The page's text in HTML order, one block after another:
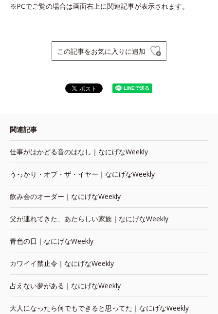
※PCでご覧の場合は画面右上に関連記事が表示されます。
この記事をお気に入りに追加
関連記事
仕事がはかどる音のはなし｜なにげなWeekly
うっかり・オブ・ザ・イヤー｜なにげなWeekly
飲み会のオーダー｜なにげなWeekly
父が連れてきた、あたらしい家族｜なにげなWeekly
青色の日｜なにげなWeekly
カワイイ禁止令｜なにげなWeekly
占えない夢がある｜なにげなWeekly
大人になったら何でもできると思ってた｜なにげなWeekly